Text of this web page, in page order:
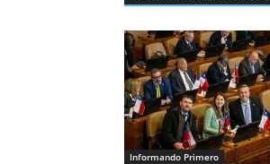
Informando Primero